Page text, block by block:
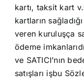
kartı, taksit kart
kartların
veren kuruluşça
ödeme
ve SATICI’nın
satışları işbu